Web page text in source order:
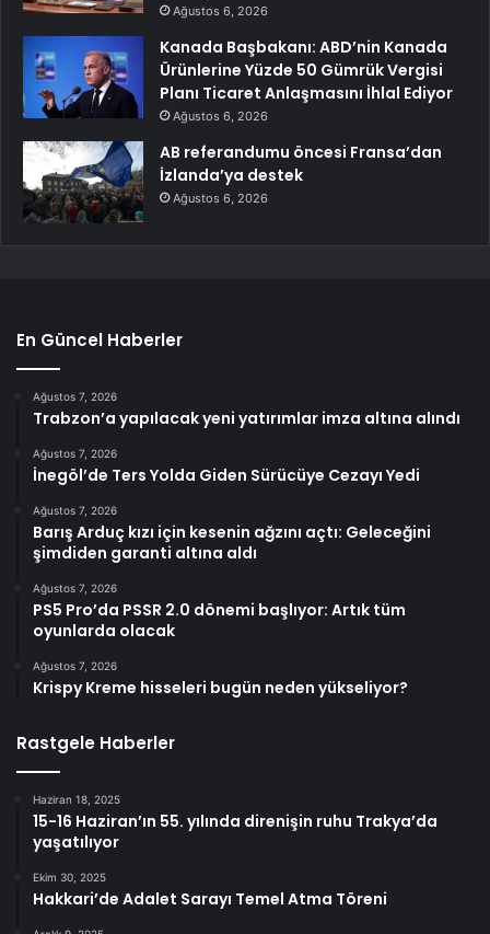
Ağustos 6, 2026
Kanada Başbakanı: ABD’nin Kanada
Ürünlerine Yüzde 50 Gümrük Vergisi
Planı Ticaret Anlaşmasını İhlal Ediyor
Ağustos 6, 2026
AB referandumu öncesi Fransa’dan
İzlanda’ya destek
Ağustos 6, 2026
En Güncel Haberler
Ağustos 7, 2026
Trabzon’a yapılacak yeni yatırımlar imza altına alındı
Ağustos 7, 2026
İnegöl’de Ters Yolda Giden Sürücüye Cezayı Yedi
Ağustos 7, 2026
Barış Arduç kızı için kesenin ağzını açtı: Geleceğini
şimdiden garanti altına aldı
Ağustos 7, 2026
PS5 Pro’da PSSR 2.0 dönemi başlıyor: Artık tüm
oyunlarda olacak
Ağustos 7, 2026
Krispy Kreme hisseleri bugün neden yükseliyor?
Rastgele Haberler
Haziran 18, 2025
15-16 Haziran’ın 55. yılında direnişin ruhu Trakya’da
yaşatılıyor
Ekim 30, 2025
Hakkari’de Adalet Sarayı Temel Atma Töreni